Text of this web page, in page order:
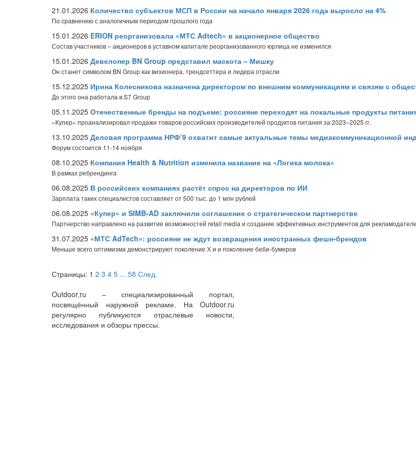
21.01.2026 Количество субъектов МСП в России на начало января 2026 года выросло на 4%
По сравнению с аналогичным периодом прошлого года
15.01.2026 ERION реорганизовала «МТС Adtech» в акционерное общество
Состав участников – акционеров в уставном капитале реорганизованного юрлица не изменился
15.01.2026 Девелопер BN Group представил маскота – Мишку
Он станет символом BN Group как визионера, трендсеттера и лидера отрасли
15.12.2025 Ирина Колесникова назначена директором по внешним коммуникациям и связям с
До этого она работала в S7 Group
05.11.2025 Отечественные бренды на подъеме: россияне переходят на локальные продукты
«Купер» проанализировал продажи товаров российских производителей продуктов питания за 2023–2025 гг.
13.10.2025 Деловая программа НРФ’9 охватит самые актуальные темы медиакоммуникационной
Форум состоится 11-14 ноября
08.10.2025 Компания Health & Nutrition изменила название на «Логика молока»
В рамках ребрендинга
06.08.2025 В российских компаниях растёт спрос на директоров по ИИ
Зарплата таких специалистов составляет от 500 тыс. до 1 млн рублей
06.08.2025 «Купер» и SIMB-AD заключили соглашение о стратегическом партнерстве
Партнерство направлено на развитие возможностей retail media и создание эффективных инструментов для
31.07.2025 «МТС AdTech»: россияне не ждут возвращения иностранных фешн-брендов
Меньше всего оптимизма демонстрируют поколение Х и и поколение беби-бумеров
Страницы: 1 2 3 4 5 ... 58 След.
Outdoor.ru – специализированный портал,
посвящённый наружной рекламе. На Outdoor.ru
регулярно публикуются отраслевые новости,
исследования и обзоры прессы.